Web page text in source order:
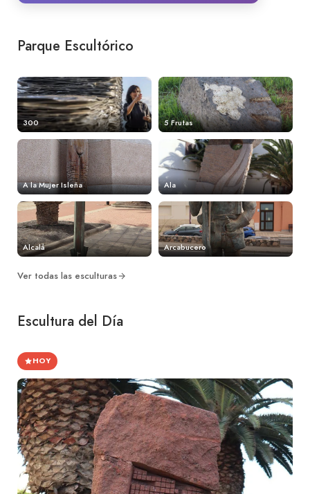
Parque Escultórico
300 5 Frutas
A la Mujer Isleña Ala
Alcalá Arcabucero
Ver todas las esculturas
Escultura del Día
HOY